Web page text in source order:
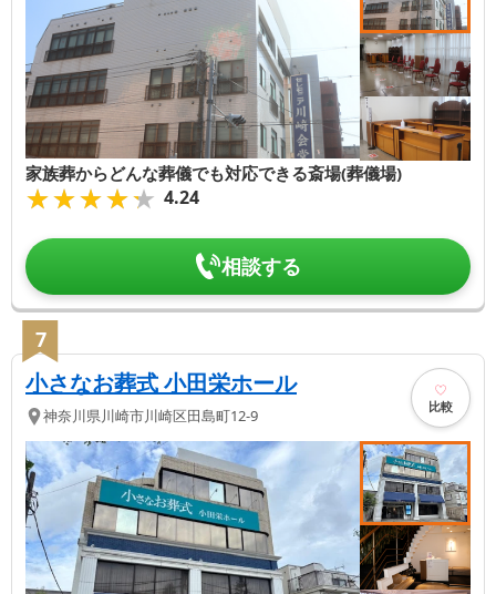
家族葬からどんな葬儀でも対応できる斎場(葬儀場)
★★★★★
★★★★★ 4.24
相談する
7
小さなお葬式 小田栄ホール
神奈川県川崎市川崎区田島町12-9 比較